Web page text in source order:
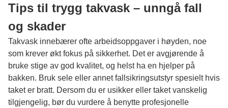
Tips til trygg takvask – unngå fall
og skader
Takvask innebærer ofte arbeidsoppgaver i høyden, noe
som krever økt fokus på sikkerhet. Det er avgjørende å
bruke stige av god kvalitet, og helst ha en hjelper på
bakken. Bruk sele eller annet fallsikringsutstyr spesielt hvis
taket er bratt. Dersom du er usikker eller taket vanskelig
tilgjengelig, bør du vurdere å benytte profesjonelle